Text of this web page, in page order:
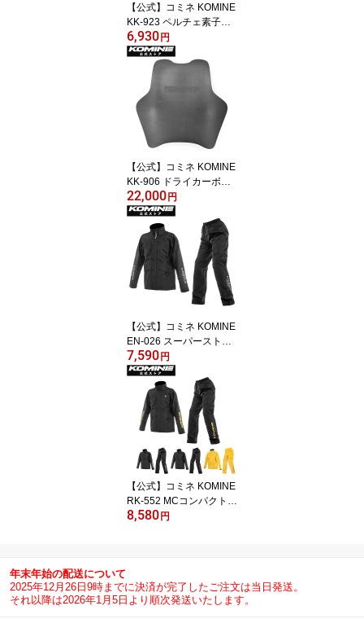
【公式】コミネ KOMINE
KK-923 ペルチェ素子ウ
ェアラブル ブレインクー
ラー バイク バイク用 涼
しい 暑さ対策 熱中症対
策 冷却 快適 ツーリング
6,930 円
【公式】コミネ KOMINE
KK-906 ドライカーボン
チェストプレート バイク
バイク用 日本製カーボン
ロケット品質 五層積層構
造 日本品質
22,000 円
【公式】コミネ KOMINE
EN-026 スーパーストレ
ッチレインウェア バイク
バイクウェア バイクジャ
ケット パンツ セット カ
ッパ 透湿防水 防水
7,590 円
【公式】コミネ KOMINE
RK-552 MCコンパクトレ
インウェア バイク バイ
2・24hr
8,580 円
年末年始の配送について
2025年12月26日9時までに決済が完了したご注文は当日発送。
それ以降は2026年1月5日より順次発送いたします。